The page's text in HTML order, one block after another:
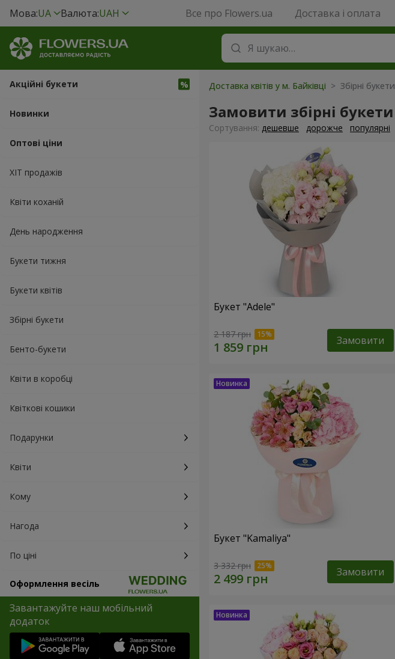
Мова:UA Валюта:UAH Все про Flowers.ua Доставка і оплата
Акційні букети
Новинки
Оптові ціни
ХІТ продажів
Квіти коханій
День народження
Букети тижня
Букети квітів
Збірні букети
Бенто-букети
Квіти в коробці
Квіткові кошики
Подарунки
Квіти
Кому
Нагода
По ціні
Оформлення весіль
Завантажуйте наш мобільний
додаток
Доставка квітів у м. Байківці > Збірні букети
Замовити збірні букети
Сортування: дешевше дорожче популярні
Букет "Adele"
2 187 грн Замовити
Букет "Kamaliya"
3 332 грн Замовити